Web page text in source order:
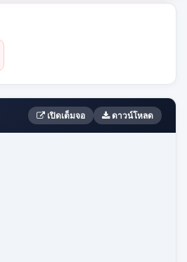
เปิดเต็มจอ ดาวน์โหลด